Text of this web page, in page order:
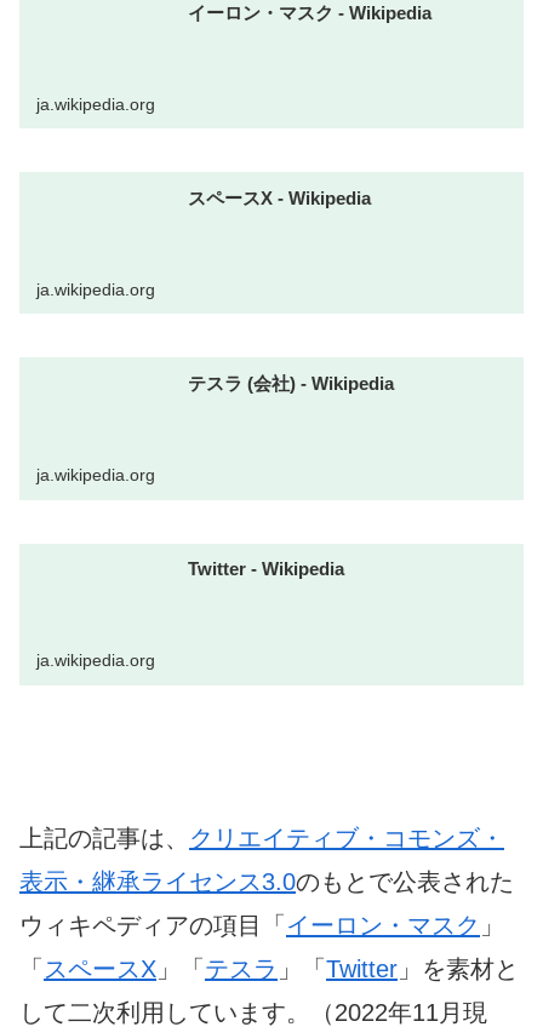
イーロン・マスク - Wikipedia
ja.wikipedia.org
スペースX - Wikipedia
ja.wikipedia.org
テスラ (会社) - Wikipedia
ja.wikipedia.org
Twitter - Wikipedia
ja.wikipedia.org
上記の記事は、 クリエイティブ・コモンズ・
表示・継承ライセンス3.0のもとで公表された
ウィキペディアの項目「イーロン・マスク 」
「 スペースX 」「テスラ 」「Twitter 」を素材と
して二次利用しています。（2022年11月現